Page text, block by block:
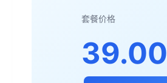
套餐价格
39.00